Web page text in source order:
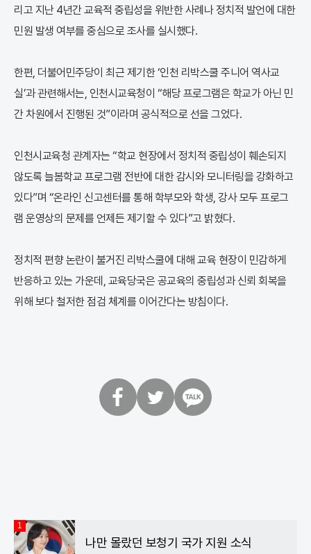
리고 지난 4년간 교육적 중립성을 위반한 사례나 정치적 발언에 대한
민원 발생 여부를 중심으로 조사를 실시했다.
한편, 더불어민주당이 최근 제기한 ‘인천 리박스쿨 주니어 역사교
실’과 관련해서는, 인천시교육청이 “해당 프로그램은 학교가 아닌 민
간 차원에서 진행된 것”이라며 공식적으로 선을 그었다.
인천시교육청 관계자는 “학교 현장에서 정치적 중립성이 훼손되지
않도록 늘봄학교 프로그램 전반에 대한 감시와 모니터링을 강화하고
있다”며 “온라인 신고센터를 통해 학부모와 학생, 강사 모두 프로그
램 운영상의 문제를 언제든 제기할 수 있다”고 밝혔다.
정치적 편향 논란이 불거진 리박스쿨에 대해 교육 현장이 민감하게
반응하고 있는 가운데, 교육당국은 공교육의 중립성과 신뢰 회복을
위해 보다 철저한 점검 체계를 이어간다는 방침이다.
1
나만 몰랐던 보청기 국가 지원 소식